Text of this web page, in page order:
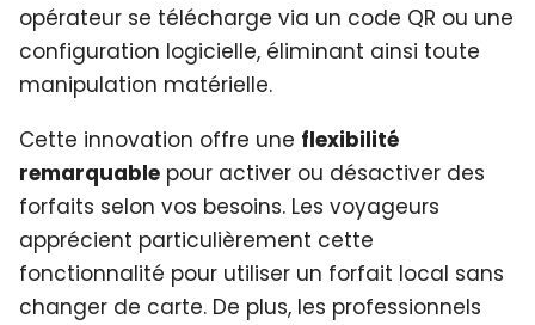
opérateur se télécharge via un code QR ou une
configuration logicielle, éliminant ainsi toute
manipulation matérielle.
Cette innovation offre une flexibilité
remarquable pour activer ou désactiver des
forfaits selon vos besoins. Les voyageurs
apprécient particulièrement cette
fonctionnalité pour utiliser un forfait local sans
changer de carte. De plus, les professionnels